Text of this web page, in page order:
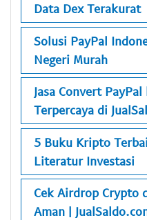
Data Dex Terakurat
Solusi PayPal
Negeri Murah
Jasa Convert
Terpercaya di
5 Buku Kripto
Literatur Investasi
Cek Airdrop Crypto
Aman |